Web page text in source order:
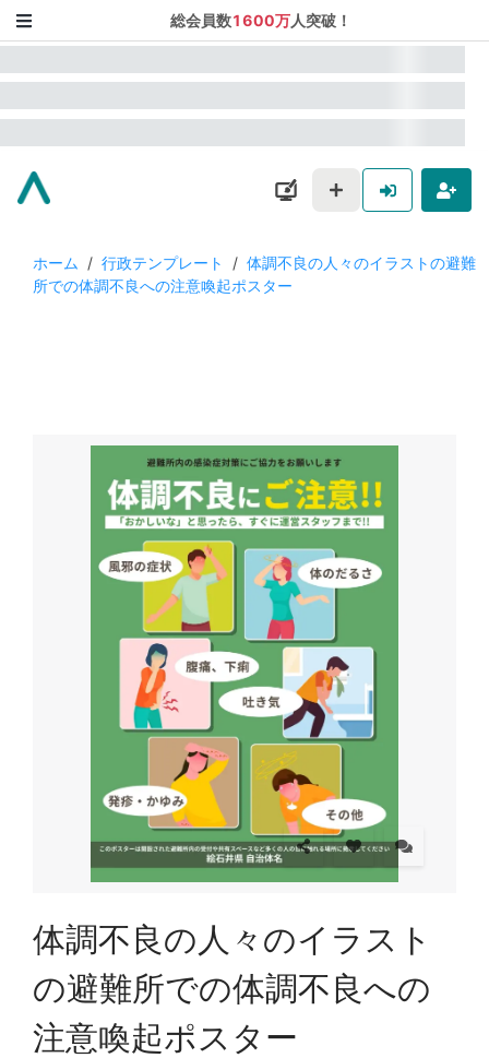
総会員数1600万人突破！
ホーム / 行政テンプレート / 体調不良の人々のイラストの避難
所での体調不良への注意喚起ポスター
体調不良の人々のイラスト
の避難所での体調不良への
注意喚起ポスター